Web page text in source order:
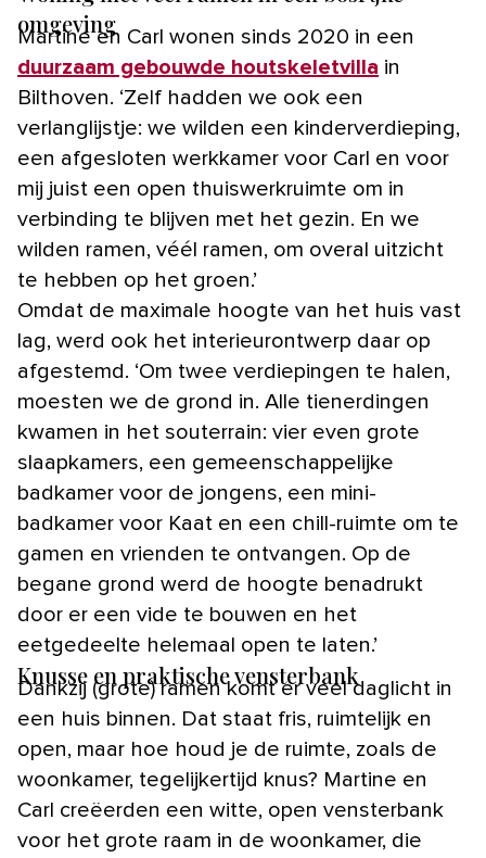
omgeving
Martine en Carl wonen sinds 2020 in een
duurzaam gebouwde houtskeletvilla in
Bilthoven. ‘Zelf hadden we ook een
verlanglijstje: we wilden een kinderverdieping,
een afgesloten werkkamer voor Carl en voor
mij juist een open thuiswerkruimte om in
verbinding te blijven met het gezin. En we
wilden ramen, véél ramen, om overal uitzicht
te hebben op het groen.’
Omdat de maximale hoogte van het huis vast
lag, werd ook het interieurontwerp daar op
afgestemd. ‘Om twee verdiepingen te halen,
moesten we de grond in. Alle tienerdingen
kwamen in het souterrain: vier even grote
slaapkamers, een gemeenschappelijke
badkamer voor de jongens, een mini-
badkamer voor Kaat en een chill-ruimte om te
gamen en vrienden te ontvangen. Op de
begane grond werd de hoogte benadrukt
door er een vide te bouwen en het
eetgedeelte helemaal open te laten.’
Knusse en praktische vensterbank
Dankzij (grote) ramen komt er veel daglicht in
een huis binnen. Dat staat fris, ruimtelijk en
open, maar hoe houd je de ruimte, zoals de
woonkamer, tegelijkertijd knus? Martine en
Carl creëerden een witte, open vensterbank
voor het grote raam in de woonkamer, die